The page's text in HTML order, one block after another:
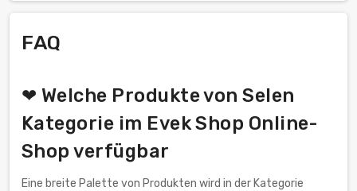
FAQ
❤ Welche Produkte von Selen
Kategorie im Evek Shop Online-
Shop verfügbar
Eine breite Palette von Produkten wird in der Kategorie